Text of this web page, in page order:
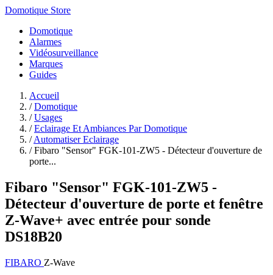
Domotique Store
Domotique
Alarmes
Vidéosurveillance
Marques
Guides
Accueil
/ Domotique
/ Usages
/ Eclairage Et Ambiances Par Domotique
/ Automatiser Eclairage
/ Fibaro "Sensor" FGK-101-ZW5 - Détecteur d'ouverture de
porte...
Fibaro "Sensor" FGK-101-ZW5 -
Détecteur d'ouverture de porte et fenêtre
Z-Wave+ avec entrée pour sonde
DS18B20
FIBARO Z-Wave